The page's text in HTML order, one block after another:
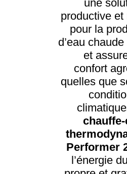
une
productive et
pour la
d’eau
et
confort
quelles que
chauffe-
Performer
l’énergie